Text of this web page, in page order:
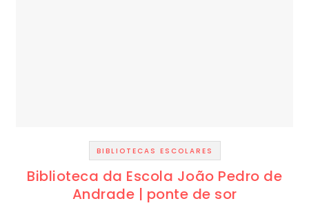
BIBLIOTECAS ESCOLARES
Biblioteca da Escola João Pedro de
Andrade | ponte de sor